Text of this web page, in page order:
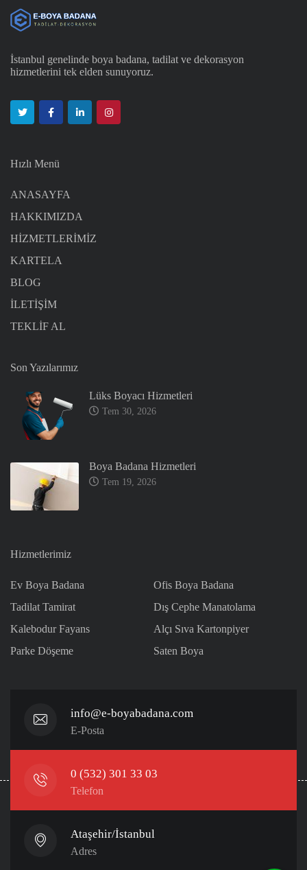
İstanbul genelinde boya badana, tadilat ve dekorasyon
hizmetlerini tek elden sunuyoruz.
Hızlı Menü
ANASAYFA
HAKKIMIZDA
HİZMETLERİMİZ
KARTELA
BLOG
İLETİŞİM
TEKLİF AL
Son Yazılarımız
Lüks Boyacı Hizmetleri
Tem 30, 2026
Boya Badana Hizmetleri
Tem 19, 2026
Hizmetlerimiz
Ev Boya Badana
Ofis Boya Badana
Tadilat Tamirat
Dış Cephe Manatolama
Kalebodur Fayans
Alçı Sıva Kartonpiyer
Parke Döşeme
Saten Boya
info@e-boyabadana.com
E-Posta
0 (532) 301 33 03
Telefon
Ataşehir/İstanbul
Adres